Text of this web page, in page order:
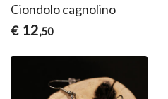
Ciondolo cagnolino
€ 12,50